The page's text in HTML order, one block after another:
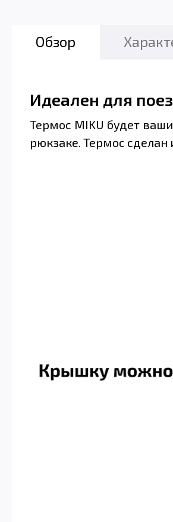
Обзор
Идеален для
Термос MIKU будет
рюкзаке. Термос